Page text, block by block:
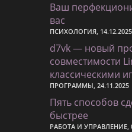
Ваш
вас
ПСИХОЛОГИЯ, 14.12.2025
d7vk — новый
совместимости
классическими
ПРОГРАММЫ, 24.11.2025
Пять способов
быстрее
РАБОТА И УПРАВЛЕНИЕ,